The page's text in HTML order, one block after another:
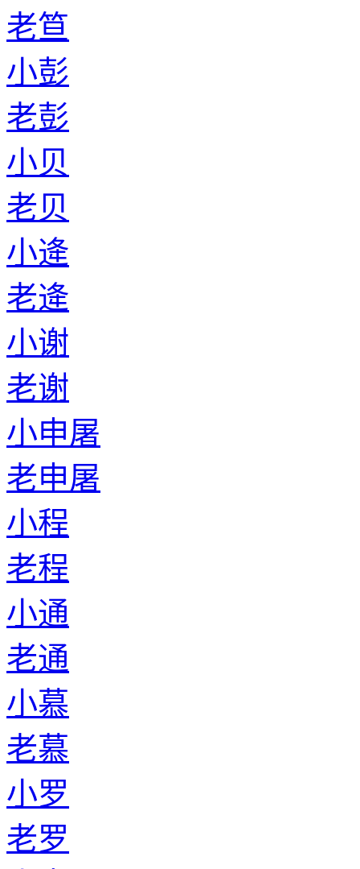
老笪
小彭
老彭
小贝
老贝
小逄
老逄
小谢
老谢
小申屠
老申屠
小程
老程
小通
老通
小慕
老慕
小罗
老罗